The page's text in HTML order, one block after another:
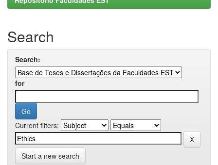
Search
Search:
for
Current filters:
Start a new search